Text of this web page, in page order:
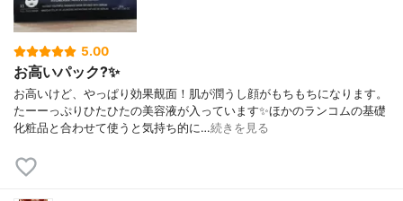
5.00
お高いパック?✨
お高いけど、やっぱり効果覿面！肌が潤うし顔がもちもちになります。
たーーっぷりひたひたの美容液が入っています✨ほかのランコムの基礎
化粧品と合わせて使うと気持ち的に…続きを見る